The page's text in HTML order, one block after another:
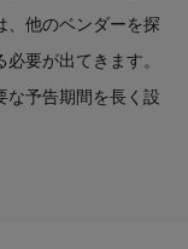
、他のベンダーを探
要が出てきます。
な予告期間を長く設